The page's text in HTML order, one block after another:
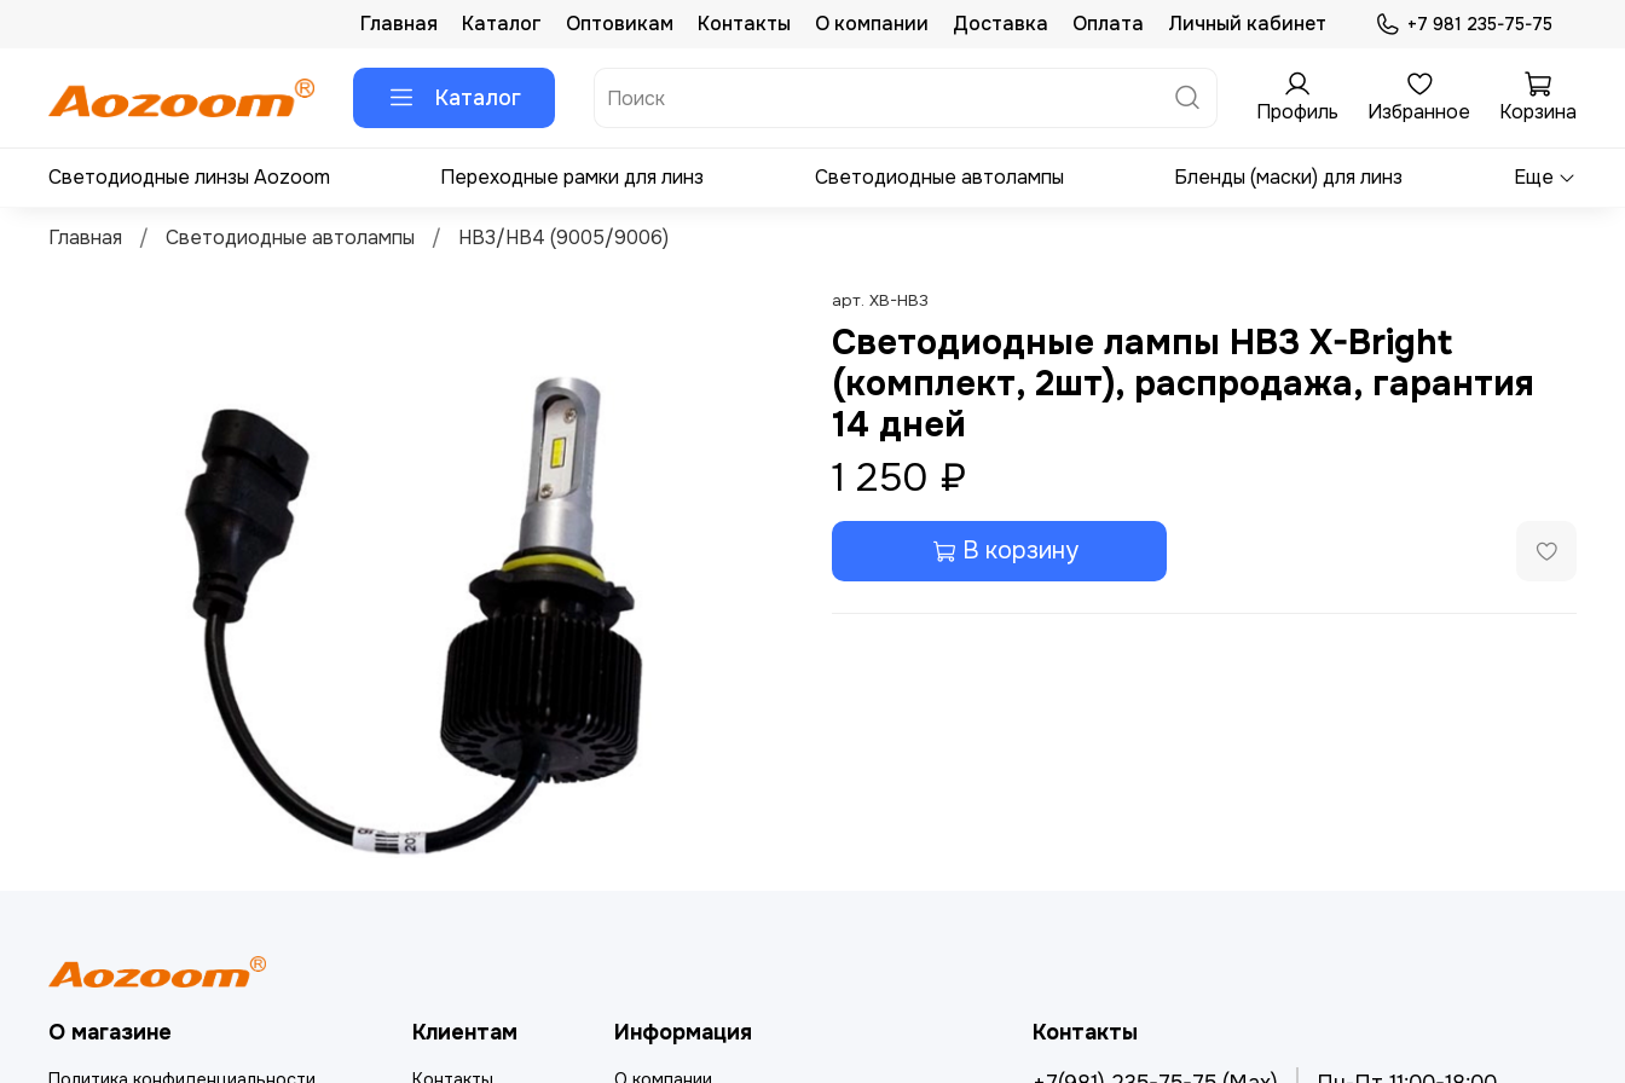
Главная Каталог Оптовикам Контакты О компании Доставка Оплата Личный кабинет +7 981 235-75-75
Каталог Профиль Избранное Корзина
Светодиодные линзы Aozoom Переходные рамки для линз Светодиодные автолампы Бленды (маски) для линз Еще
Главная Светодиодные автолампы HB3/HB4 (9005/9006)
арт. XB-HB3
Светодиодные лампы HB3 X-Bright
(комплект, 2шт), распродажа, гарантия
14 дней
1 250 ₽
В корзину
О магазине Клиентам Информация
Контакты